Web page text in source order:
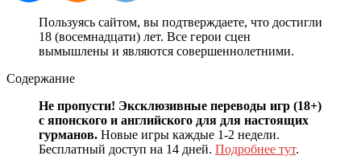
Пользуясь сайтом, вы подтверждаете, что достигли
18 (восемнадцати) лет. Все герои сцен
вымышлены и являются совершеннолетними.
Содержание
Не пропусти! Эксклюзивные переводы игр (18+)
с японского и английского для для настоящих
гурманов. Новые игры каждые 1-2 недели.
Бесплатный доступ на 14 дней. Подробнее тут.